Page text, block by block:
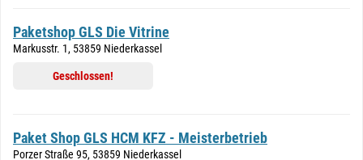
Paketshop GLS Die Vitrine
Markusstr. 1, 53859 Niederkassel
Geschlossen!
Paket Shop GLS HCM KFZ - Meisterbetrieb
Porzer Straße 95, 53859 Niederkassel